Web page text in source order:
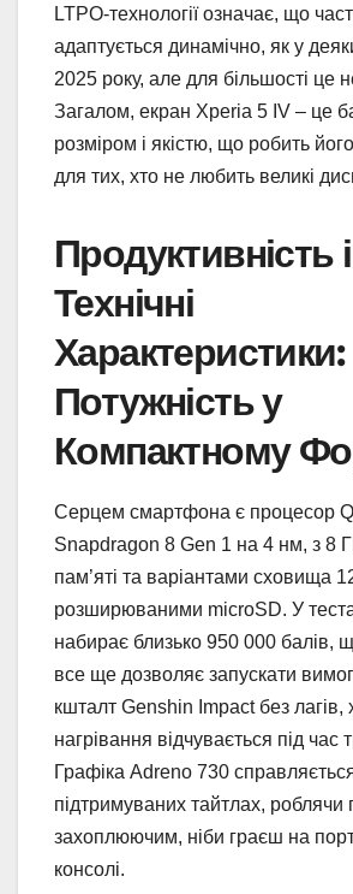
LTPO-технології означає, що
адаптується динамічно, як у
2025 року, але для більшості це
Загалом, екран Xperia 5 IV – це
розміром і якістю, що робить
для тих, хто не любить великі
Продуктивність і
Технічні
Характеристики:
Потужність у
Компактному
Серцем смартфона є процесор
Snapdragon 8 Gen 1 на 4 нм, з 8
пам’яті та варіантами сховища
розширюваними microSD. У
набирає близько 950 000 балів,
все ще дозволяє запускати
кшталт Genshin Impact без лагів,
нагрівання відчувається під час
Графіка Adreno 730
підтримуваних тайтлах, роблячи
захоплюючим, ніби граєш на
консолі.